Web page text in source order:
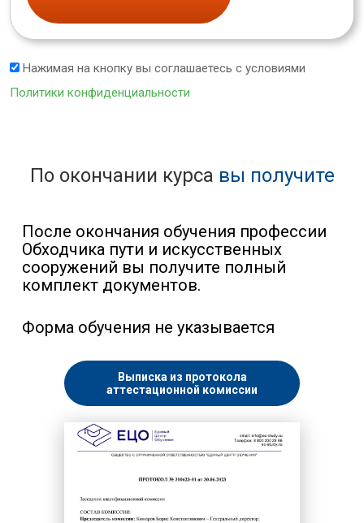
Нажимая на кнопку вы соглашаетесь с условиями
Политики конфиденциальности
По окончании курса вы получите
После окончания обучения профессии
Обходчика пути и искусственных
сооружений вы получите полный
комплект документов.
Форма обучения не указывается
Выписка из протокола
аттестационной комиссии